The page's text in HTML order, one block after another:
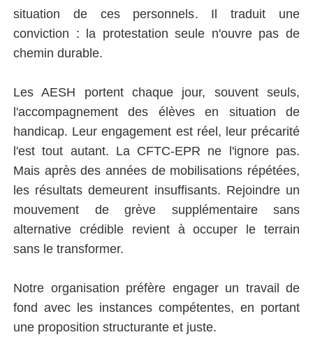
situation de ces personnels. Il traduit une
conviction : la protestation seule n'ouvre pas de
chemin durable.
Les AESH portent chaque jour, souvent seuls,
l'accompagnement des élèves en situation de
handicap. Leur engagement est réel, leur précarité
l'est tout autant. La CFTC-EPR ne l'ignore pas.
Mais après des années de mobilisations répétées,
les résultats demeurent insuffisants. Rejoindre un
mouvement de grève supplémentaire sans
alternative crédible revient à occuper le terrain
sans le transformer.
Notre organisation préfère engager un travail de
fond avec les instances compétentes, en portant
une proposition structurante et juste.